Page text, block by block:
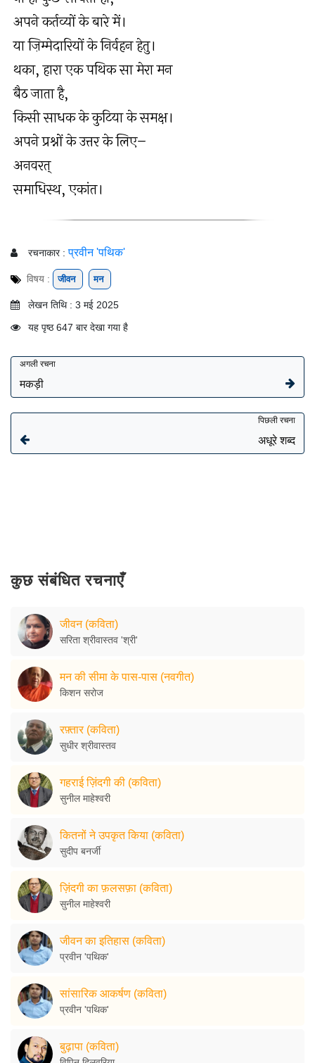
अपने कर्तव्यों के बारे में।
या ज़िम्मेदारियों के निर्वहन हेतु।
थका, हारा एक पथिक सा मेरा मन
बैठ जाता है,
किसी साधक के कुटिया के समक्ष।
अपने प्रश्नों के उत्तर के लिए–
अनवरत्
समाधिस्थ, एकांत।
रचनाकार : प्रवीन 'पथिक'
विषय : जीवन मन
लेखन तिथि : 3 मई 2025
यह पृष्ठ 647 बार देखा गया है
अगली रचना
मकड़ी
पिछली रचना
अधूरे शब्द
कुछ संबंधित रचनाएँ
जीवन (कविता)
सरिता श्रीवास्तव 'श्री'
मन की सीमा के पास-पास (नवगीत)
किशन सरोज
रफ़्तार (कविता)
सुधीर श्रीवास्तव
गहराई ज़िंदगी की (कविता)
सुनील माहेश्वरी
कितनों ने उपकृत किया (कविता)
सुदीप बनर्जी
ज़िंदगी का फ़लसफ़ा (कविता)
सुनील माहेश्वरी
जीवन का इतिहास (कविता)
प्रवीन 'पथिक'
सांसारिक आकर्षण (कविता)
प्रवीन 'पथिक'
बुढ़ापा (कविता)